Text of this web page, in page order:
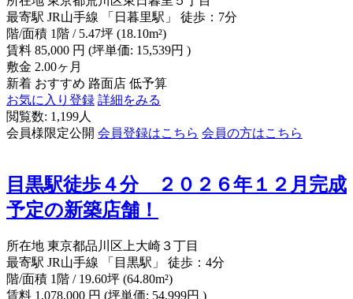
最寄駅 JR山手線 「日暮里駅」 徒歩：7分
階/面積 1階 / 5.47坪 (18.10m²)
賃料 85,000 円 (坪単価: 15,539円 )
敷金 2.00ヶ月
新着 おすすめ 路面店 低予算
お気に入り登録 詳細をみる
閲覧数: 1,199人
会員様限定公開 会員登録はこちら 会員の方はこちら
目黒駅徒歩４分 ２０２６年１２月完成
予定の新築店舗！
所在地 東京都品川区上大崎３丁目
最寄駅 JR山手線 「目黒駅」 徒歩：4分
階/面積 1階 / 19.60坪 (64.80m²)
賃料 1,078,000 円 (坪単価: 54,999円 )